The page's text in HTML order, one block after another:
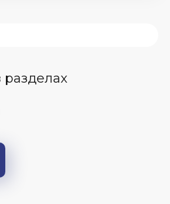
разделах